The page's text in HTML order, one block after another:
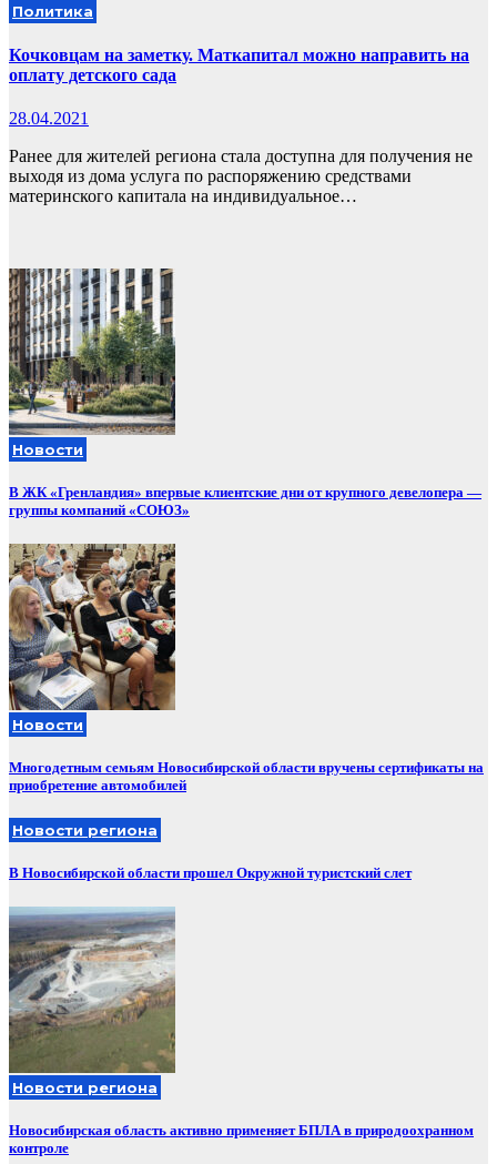
Политика
Кочковцам на заметку. Маткапитал можно направить на
оплату детского сада
28.04.2021
Ранее для жителей региона стала доступна для получения не
выходя из дома услуга по распоряжению средствами
материнского капитала на индивидуальное…
Новости
В ЖК «Гренландия» впервые клиентские дни от крупного девелопера —
группы компаний «СОЮЗ»
Новости
Многодетным семьям Новосибирской области вручены сертификаты на
приобретение автомобилей
Новости региона
В Новосибирской области прошел Окружной туристский слет
Новости региона
Новосибирская область активно применяет БПЛА в природоохранном
контроле